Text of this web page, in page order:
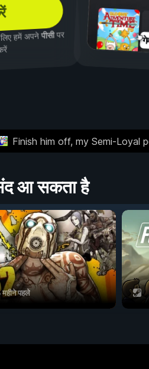
लिए हमें अपनेपीसीपर
Finish him off, my Semi-Loyal
आ सकता है
महीने पहले